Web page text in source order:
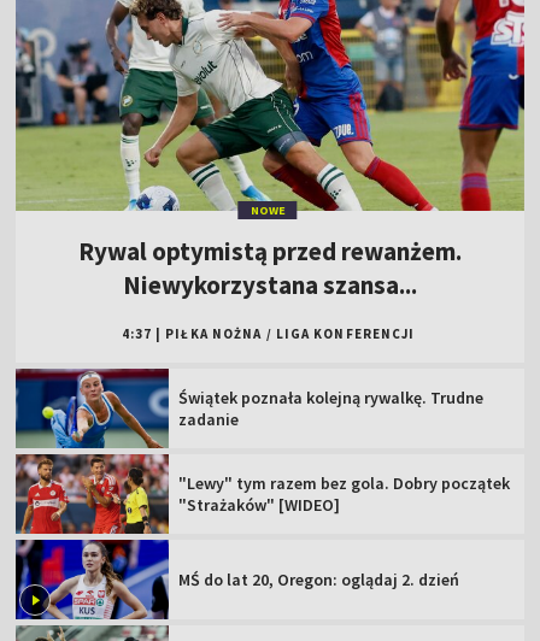
NOWE
Rywal optymistą przed rewanżem.
Niewykorzystana szansa...
4:37 PIŁKA NOŻNA / LIGA KONFERENCJI
Świątek poznała kolejną rywalkę. Trudne
zadanie
"Lewy" tym razem bez gola. Dobry początek
"Strażaków" [WIDEO]
MŚ do lat 20, Oregon: oglądaj 2. dzień